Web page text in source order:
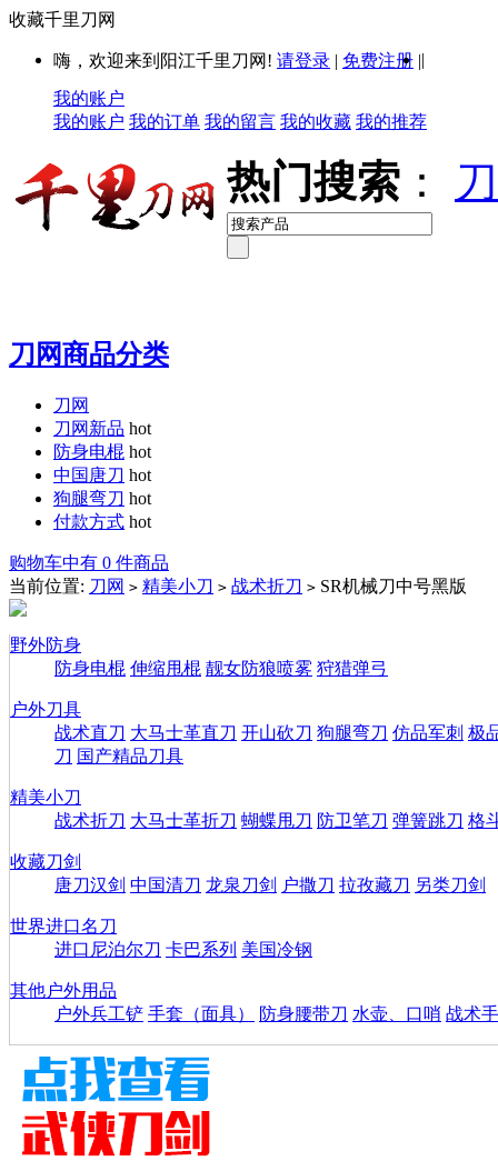
收藏千里刀网
嗨，欢迎来到阳江千里刀网! 请登录 | 免费注册 ||
我的账户
我的账户 我的订单 我的留言 我的收藏 我的推荐
热门搜索 ：
刀网商品分类
刀网
刀网新品 hot
防身电棍 hot
中国唐刀 hot
狗腿弯刀 hot
付款方式 hot
购物车中有 0 件商品
当前位置: 刀网 > 精美小刀 > 战术折刀 > SR机械刀中号黑版
野外防身
防身电棍 伸缩甩棍 靓女防狼喷雾 狩猎弹弓
户外刀具
战术直刀 大马士革直刀 开山砍刀 狗腿弯刀 仿品军刺 极
刀 国产精品刀具
精美小刀
战术折刀 大马士革折刀 蝴蝶甩刀 防卫笔刀 弹簧跳刀 格
收藏刀剑
唐刀汉剑 中国清刀 龙泉刀剑 户撒刀 拉孜藏刀 另类刀剑
世界进口名刀
进口尼泊尔刀 卡巴系列 美国冷钢
其他户外用品
户外兵工铲 手套（面具） 防身腰带刀 水壶、口哨 战术